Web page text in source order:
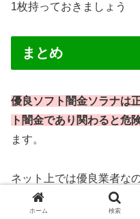
1枚持っておきましょう
まとめ
優良ソフト闇金ソラナは
ト闇金であり関わると危
ます。
ネット上では優良業者な
いう事はスグに判断しに
ホーム 検索